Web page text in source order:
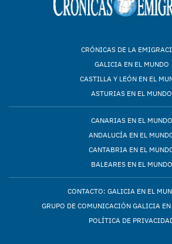
CRÓNICAS DE LA
GALICIA EN EL MUNDO
CASTILLA Y LEÓN EN EL
ASTURIAS EN EL MUNDO
CANARIAS EN EL MUNDO
ANDALUCÍA EN EL
CANTABRIA EN EL
BALEARES EN EL MUNDO
CONTACTO: GALICIA EN EL
GRUPO DE COMUNICACIÓN GALICIA
POLÍTICA DE